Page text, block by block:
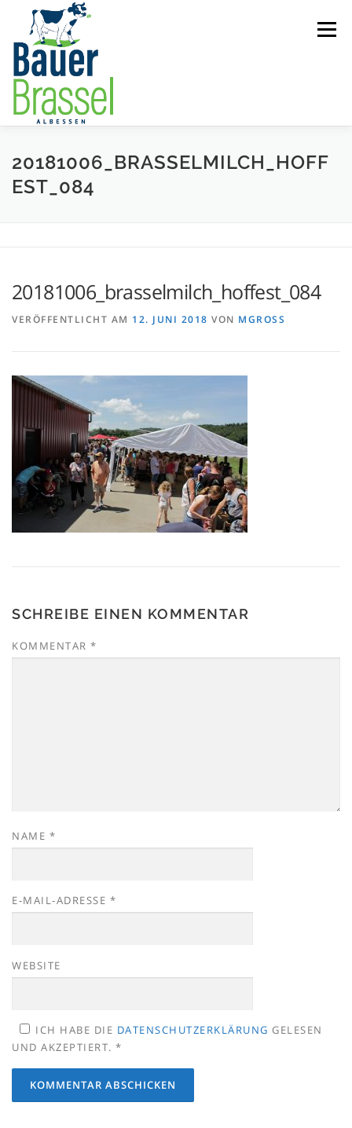
springen
Menü
ÜBER UNS STANDORTE MILCHERZEUGNISSE
20181006_BRASSELMILCH_HOFF
EST_084
20181006_brasselmilch_hoffest_084
VERÖFFENTLICHT AM 12. JUNI 2018 VON MGROSS
SCHREIBE EINEN KOMMENTAR
KOMMENTAR *
NAME *
E-MAIL-ADRESSE *
WEBSITE
ICH HABE DIE DATENSCHUTZERKLÄRUNG GELESEN
UND AKZEPTIERT. *